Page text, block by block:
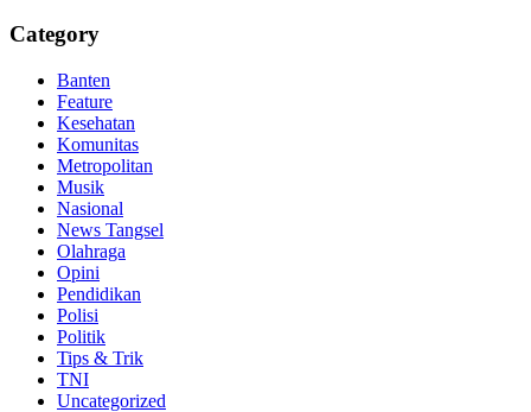
Category
Banten
Feature
Kesehatan
Komunitas
Metropolitan
Musik
Nasional
News Tangsel
Olahraga
Opini
Pendidikan
Polisi
Politik
Tips & Trik
TNI
Uncategorized